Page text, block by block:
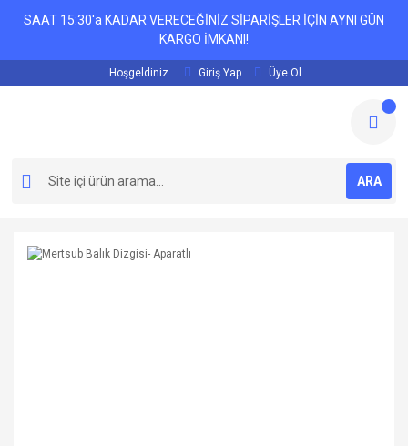
SAAT 15:30'a KADAR VERECEĞİNİZ SİPARİŞLER İÇİN AYNI GÜN
KARGO İMKANI!
Hoşgeldiniz Giriş Yap Üye Ol
ARA